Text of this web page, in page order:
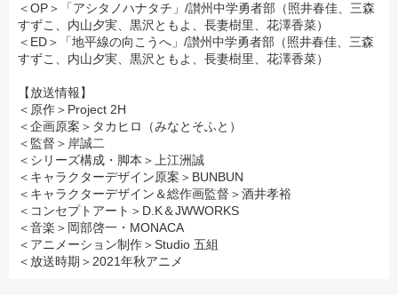
＜OP＞「アシタノハナタチ 」/讃州中学勇者部（照井春佳、三森
すずこ、内山夕実、黒沢ともよ、長妻樹里、花澤香菜）
＜ED＞「地平線の向こうへ 」/讃州中学勇者部（照井春佳、三森
すずこ、内山夕実、黒沢ともよ、長妻樹里、花澤香菜）
【放送情報】
＜原作＞Project 2H
＜企画原案＞タカヒロ（みなとそふと）
＜監督＞岸誠二
＜シリーズ構成・脚本＞上江洲誠
＜キャラクターデザイン原案＞BUNBUN
＜キャラクターデザイン＆総作画監督＞酒井孝裕
＜コンセプトアート＞D.K＆JWWORKS
＜音楽＞岡部啓一・MONACA
＜アニメーション制作＞Studio 五組
＜放送時期＞2021年秋アニメ